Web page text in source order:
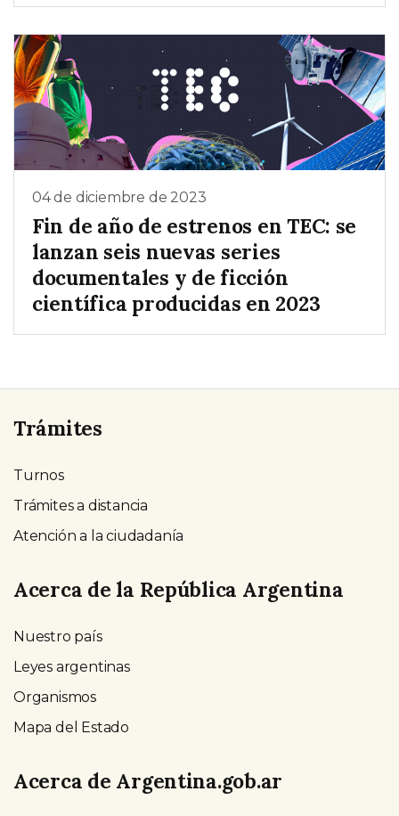
04 de diciembre de 2023
Fin de año de estrenos en TEC: se
lanzan seis nuevas series
documentales y de ficción
científica producidas en 2023
Trámites
Turnos
Trámites a distancia
Atención a la ciudadanía
Acerca de la República Argentina
Nuestro país
Leyes argentinas
Organismos
Mapa del Estado
Acerca de Argentina.gob.ar